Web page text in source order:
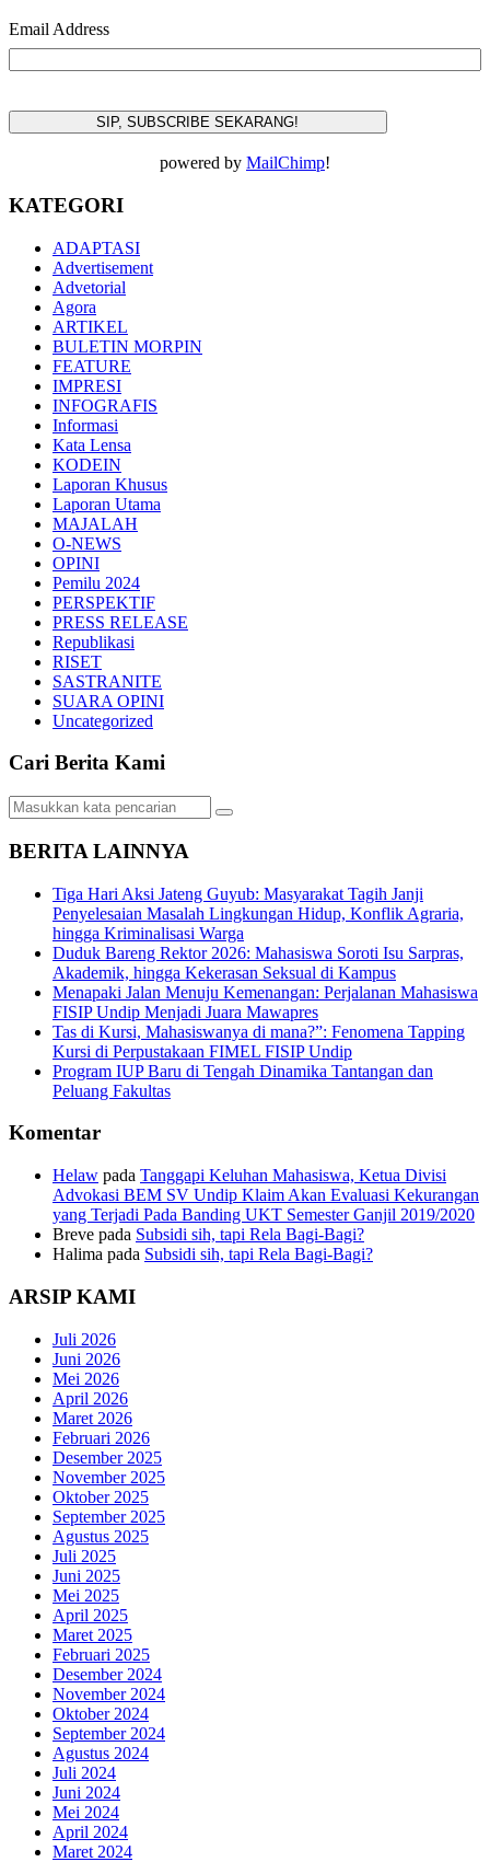
Email Address
powered by MailChimp!
KATEGORI
ADAPTASI
Advertisement
Advetorial
Agora
ARTIKEL
BULETIN MORPIN
FEATURE
IMPRESI
INFOGRAFIS
Informasi
Kata Lensa
KODEIN
Laporan Khusus
Laporan Utama
MAJALAH
O-NEWS
OPINI
Pemilu 2024
PERSPEKTIF
PRESS RELEASE
Republikasi
RISET
SASTRANITE
SUARA OPINI
Uncategorized
Cari Berita Kami
BERITA LAINNYA
Tiga Hari Aksi Jateng Guyub: Masyarakat Tagih Janji
Penyelesaian Masalah Lingkungan Hidup, Konflik Agraria,
hingga Kriminalisasi Warga
Duduk Bareng Rektor 2026: Mahasiswa Soroti Isu Sarpras,
Akademik, hingga Kekerasan Seksual di Kampus
Menapaki Jalan Menuju Kemenangan: Perjalanan Mahasiswa
FISIP Undip Menjadi Juara Mawapres
Tas di Kursi, Mahasiswanya di mana?”: Fenomena Tapping
Kursi di Perpustakaan FIMEL FISIP Undip
Program IUP Baru di Tengah Dinamika Tantangan dan
Peluang Fakultas
Komentar
Helaw pada Tanggapi Keluhan Mahasiswa, Ketua Divisi
Advokasi BEM SV Undip Klaim Akan Evaluasi Kekurangan
yang Terjadi Pada Banding UKT Semester Ganjil 2019/2020
Breve pada Subsidi sih, tapi Rela Bagi-Bagi?
Halima pada Subsidi sih, tapi Rela Bagi-Bagi?
ARSIP KAMI
Juli 2026
Juni 2026
Mei 2026
April 2026
Maret 2026
Februari 2026
Desember 2025
November 2025
Oktober 2025
September 2025
Agustus 2025
Juli 2025
Juni 2025
Mei 2025
April 2025
Maret 2025
Februari 2025
Desember 2024
November 2024
Oktober 2024
September 2024
Agustus 2024
Juli 2024
Juni 2024
Mei 2024
April 2024
Maret 2024